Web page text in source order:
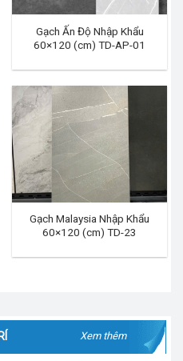
Gạch Ấn Độ Nhập Khẩu
60×120 (cm) TD-AP-01
Gạch Malaysia Nhập Khẩu
60×120 (cm) TD-23
Xem thêm